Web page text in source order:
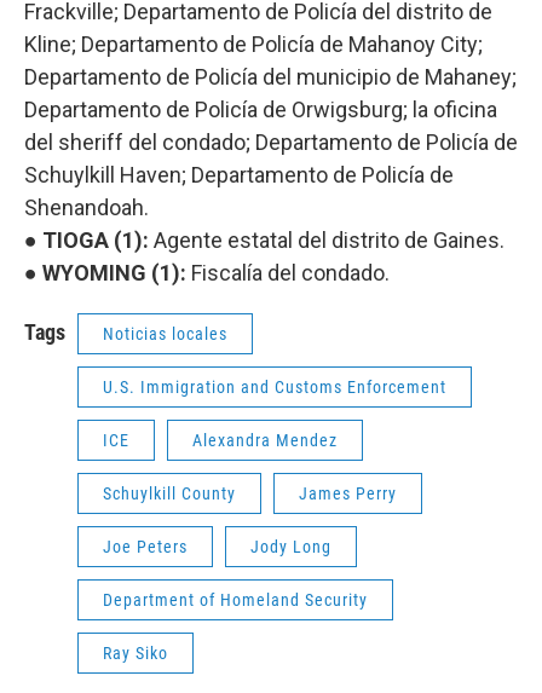
Frackville; Departamento de Policía del distrito de
Kline; Departamento de Policía de Mahanoy City;
Departamento de Policía del municipio de Mahaney;
Departamento de Policía de Orwigsburg; la oficina
del sheriff del condado; Departamento de Policía de
Schuylkill Haven; Departamento de Policía de
Shenandoah.
● TIOGA (1): Agente estatal del distrito de Gaines.
● WYOMING (1): Fiscalía del condado.
Tags Noticias locales
U.S. Immigration and Customs Enforcement
ICE Alexandra Mendez
Schuylkill County James Perry
Joe Peters Jody Long
Department of Homeland Security
Ray Siko